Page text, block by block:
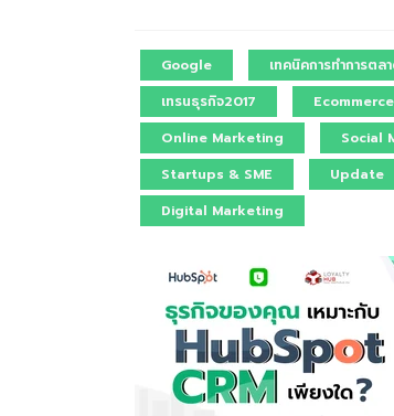
Google
เทคนิคการทำการตล
เทรนธุรกิจ2017
Online Marketing
Social
Startups & SME
Update
Digital Marketing